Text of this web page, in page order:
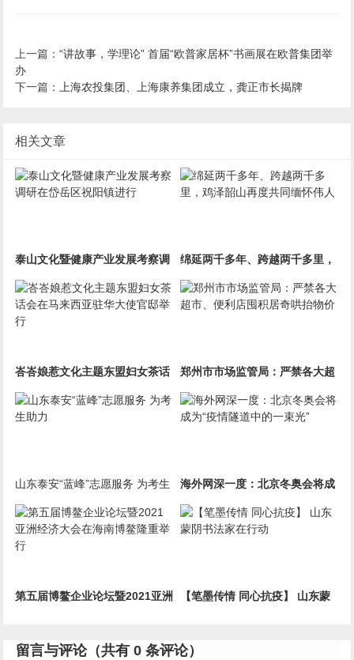
上一篇：“讲故事，学理论” 首届“欧普家居杯”书画展在欧普集团举
办
下一篇：上海农投集团、上海康养集团成立，龚正市长揭牌
相关文章
泰山文化暨健康产业发展考察调
研在岱岳区祝阳镇进行
绵延两千多年、跨越两千多里，
鸡泽韶山再度共同缅怀伟人
峇峇娘惹文化主题东盟妇女茶话
会在马来西亚驻华大使官邸举行
郑州市市场监管局：严禁各大超
市、便利店囤积居奇哄抬物价
山东泰安“蓝峰”志愿服务 为考生
助力
海外网深一度：北京冬奥会将成
为“疫情隧道中的一束光”
第五届博鳌企业论坛暨2021亚洲
【笔墨传情 同心抗疫】 山东蒙
留言与评论（共有0 条评论）